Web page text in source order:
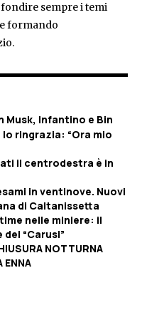
sempre i temi
formando
Musk, Infantino e Bin
ringrazia: “Ora mio
il centrodestra è in
in ventinove. Nuovi
di Caltanissetta
nelle miniere: il
“Carusi”
NOTTURNA
ENNA